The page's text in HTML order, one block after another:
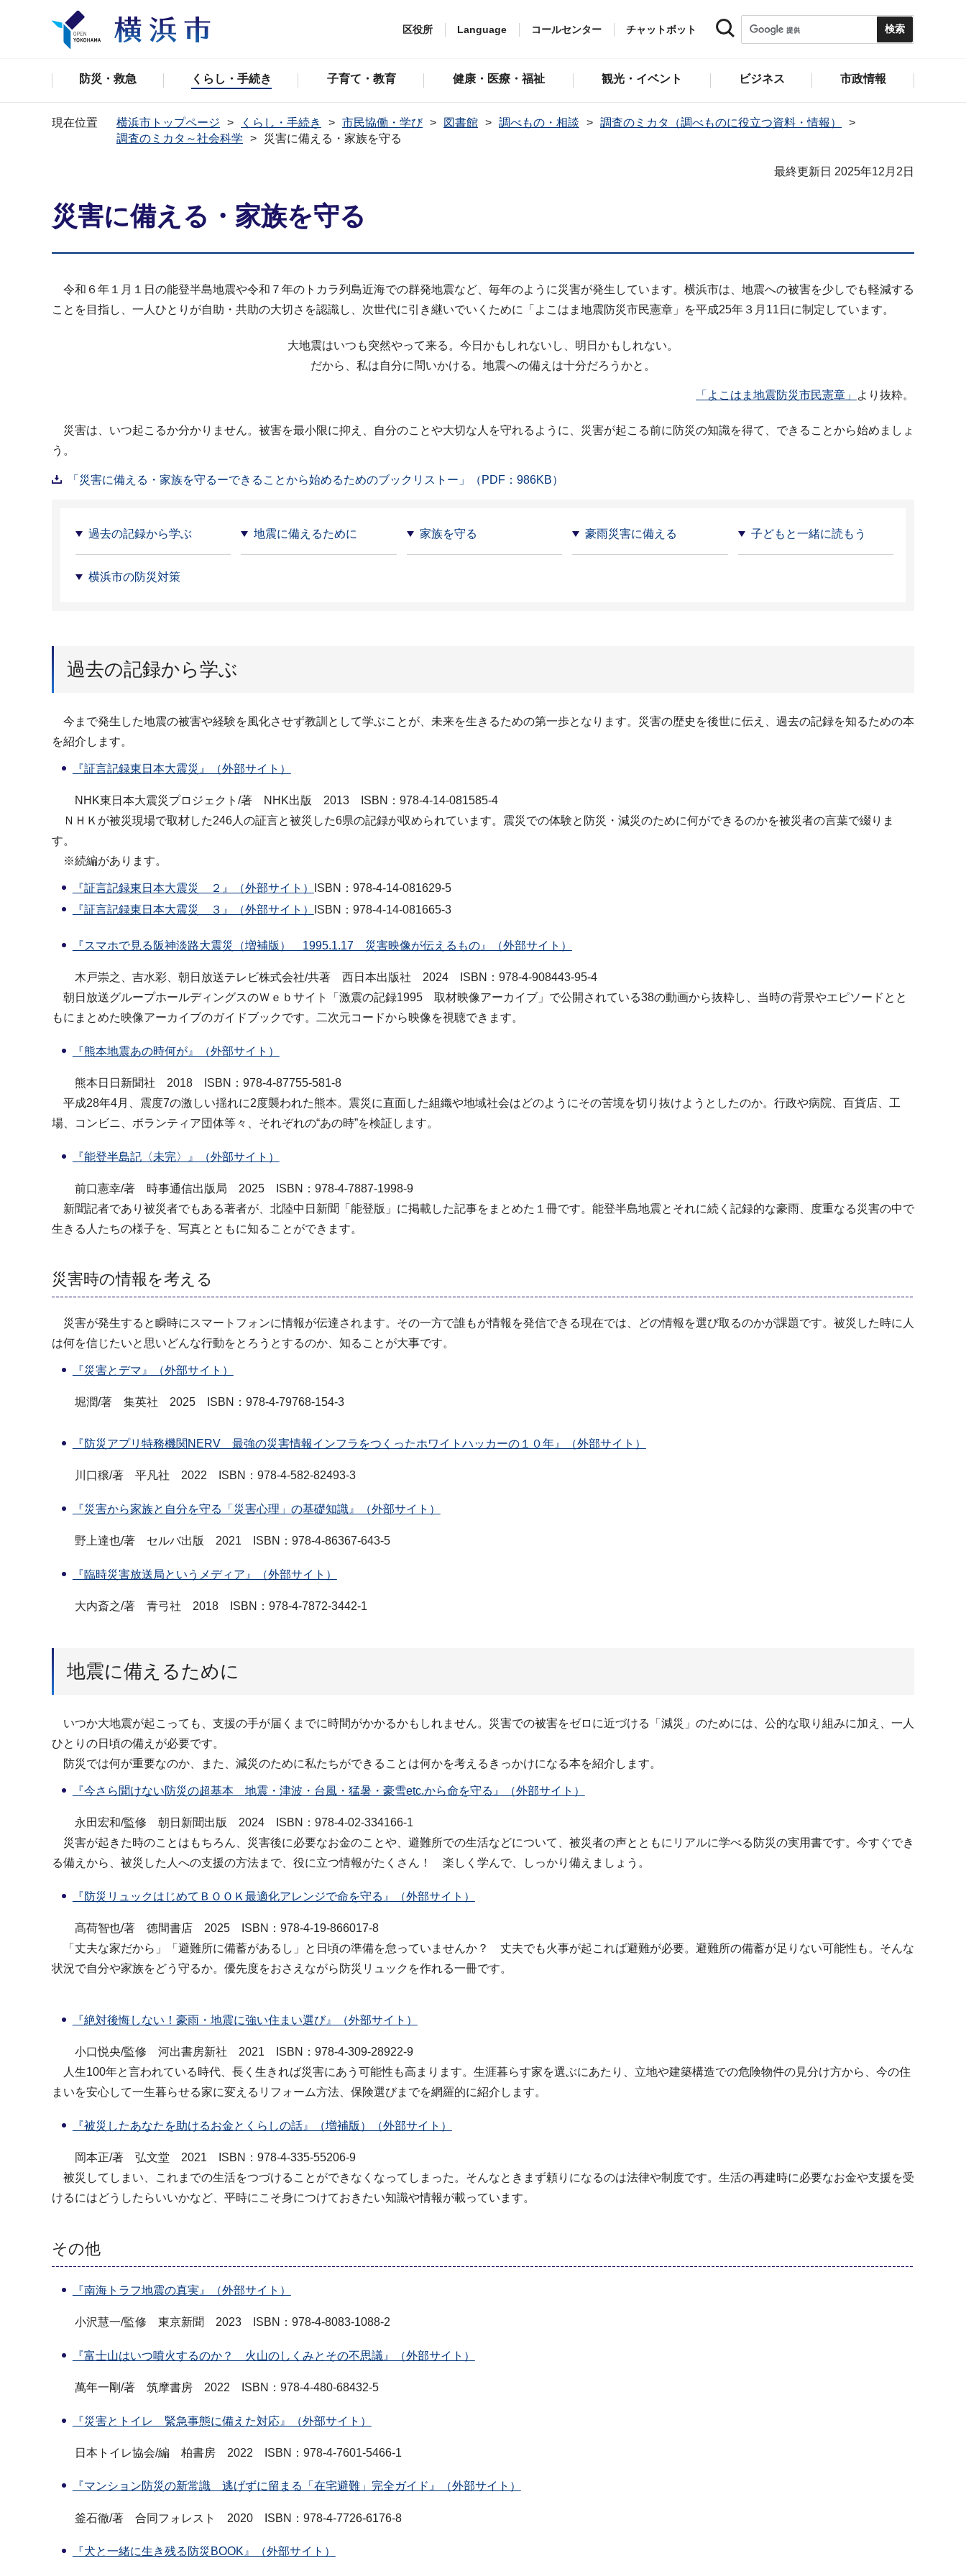
区役所 Language コールセンター チャットボット
防災・救急 くらし・手続き 子育て・教育 健康・医療・福祉 観光・イベント ビジネス 市政情報
現在位置 横浜市トップページ くらし・手続き 市民協働・学び 図書館 調べもの・相談
調査のミカタ（調べものに役立つ資料・情報）
調査のミカタ～社会科学
災害に備える・家族を守る
最終更新日 2025年12月2日
災害に備える・家族を守る
令和６年１月１日の能登半島地震や令和７年のトカラ列島近海での群発地震など、毎年のように災害が発生しています。横浜市は、地震への被害を少しでも軽減する
ことを目指し、一人ひとりが自助・共助の大切さを認識し、次世代に引き継いでいくために「よこはま地震防災市民憲章」を平成25年３月11日に制定しています。
大地震はいつも突然やって来る。今日かもしれないし、明日かもしれない。
だから、私は自分に問いかける。地震への備えは十分だろうかと。
「よこはま地震防災市民憲章」 より抜粋。
災害は、いつ起こるか分かりません。被害を最小限に抑え、自分のことや大切な人を守れるように、災害が起こる前に防災の知識を得て、できることから始めましょ
う。
「災害に備える・家族を守るーできることから始めるためのブックリストー」（PDF：986KB）
過去の記録から学ぶ 地震に備えるために 家族を守る 豪雨災害に備える 子どもと一緒に読もう
横浜市の防災対策
過去の記録から学ぶ
今まで発生した地震の被害や経験を風化させず教訓として学ぶことが、未来を生きるための第一歩となります。災害の歴史を後世に伝え、過去の記録を知るための本
を紹介します。
『証言記録東日本大震災』（外部サイト）
NHK東日本大震災プロジェクト/著 NHK出版 2013 ISBN：978-4-14-081585-4
ＮＨＫが被災現場で取材した246人の証言と被災した6県の記録が収められています。震災での体験と防災・減災のために何ができるのかを被災者の言葉で綴りま
す。
※続編があります。
『証言記録東日本大震災 ２』（外部サイト）
ISBN：978-4-14-081629-5
『証言記録東日本大震災 ３』（外部サイト）
ISBN：978-4-14-081665-3
『スマホで見る阪神淡路大震災（増補版） 1995.1.17 災害映像が伝えるもの』（外部サイト）
木戸崇之、吉水彩、朝日放送テレビ株式会社/共著 西日本出版社 2024 ISBN：978-4-908443-95-4
朝日放送グループホールディングスのＷｅｂサイト「激震の記録1995 取材映像アーカイブ」で公開されている38の動画から抜粋し、当時の背景やエピソードとと
もにまとめた映像アーカイブのガイドブックです。二次元コードから映像を視聴できます。
『熊本地震あの時何が』（外部サイト）
熊本日日新聞社 2018 ISBN：978-4-87755-581-8
平成28年4月、震度7の激しい揺れに2度襲われた熊本。震災に直面した組織や地域社会はどのようにその苦境を切り抜けようとしたのか。行政や病院、百貨店、工
場、コンビニ、ボランティア団体等々、それぞれの“あの時”を検証します。
『能登半島記〈未完〉』（外部サイト）
前口憲幸/著 時事通信出版局 2025 ISBN：978-4-7887-1998-9
新聞記者であり被災者でもある著者が、北陸中日新聞「能登版」に掲載した記事をまとめた１冊です。能登半島地震とそれに続く記録的な豪雨、度重なる災害の中で
生きる人たちの様子を、写真とともに知ることができます。
災害時の情報を考える
災害が発生すると瞬時にスマートフォンに情報が伝達されます。その一方で誰もが情報を発信できる現在では、どの情報を選び取るのかが課題です。被災した時に人
は何を信じたいと思いどんな行動をとろうとするのか、知ることが大事です。
『災害とデマ』（外部サイト）
堀潤/著 集英社 2025 ISBN：978-4-79768-154-3
『防災アプリ特務機関NERV 最強の災害情報インフラをつくったホワイトハッカーの１０年』（外部サイト）
川口穣/著 平凡社 2022 ISBN：978-4-582-82493-3
『災害から家族と自分を守る「災害心理」の基礎知識』（外部サイト）
野上達也/著 セルバ出版 2021 ISBN：978-4-86367-643-5
『臨時災害放送局というメディア』（外部サイト）
大内斎之/著 青弓社 2018 ISBN：978-4-7872-3442-1
地震に備えるために
いつか大地震が起こっても、支援の手が届くまでに時間がかかるかもしれません。災害での被害をゼロに近づける「減災」のためには、公的な取り組みに加え、一人
ひとりの日頃の備えが必要です。
防災では何が重要なのか、また、減災のために私たちができることは何かを考えるきっかけになる本を紹介します。
『今さら聞けない防災の超基本 地震・津波・台風・猛暑・豪雪etc.から命を守る』（外部サイト）
永田宏和/監修 朝日新聞出版 2024 ISBN：978-4-02-334166-1
災害が起きた時のことはもちろん、災害後に必要なお金のことや、避難所での生活などについて、被災者の声とともにリアルに学べる防災の実用書です。今すぐでき
る備えから、被災した人への支援の方法まで、役に立つ情報がたくさん！ 楽しく学んで、しっかり備えましょう。
『防災リュックはじめてＢＯＯＫ最適化アレンジで命を守る』（外部サイト）
髙荷智也/著 徳間書店 2025 ISBN：978-4-19-866017-8
「丈夫な家だから」「避難所に備蓄があるし」と日頃の準備を怠っていませんか？ 丈夫でも火事が起これば避難が必要。避難所の備蓄が足りない可能性も。そんな
状況で自分や家族をどう守るか。優先度をおさえながら防災リュックを作れる一冊です。
『絶対後悔しない！豪雨・地震に強い住まい選び』（外部サイト）
小口悦央/監修 河出書房新社 2021 ISBN：978-4-309-28922-9
人生100年と言われている時代、長く生きれば災害にあう可能性も高まります。生涯暮らす家を選ぶにあたり、立地や建築構造での危険物件の見分け方から、今の住
まいを安心して一生暮らせる家に変えるリフォーム方法、保険選びまでを網羅的に紹介します。
『被災したあなたを助けるお金とくらしの話』（増補版）（外部サイト）
岡本正/著 弘文堂 2021 ISBN：978-4-335-55206-9
被災してしまい、これまでの生活をつづけることができなくなってしまった。そんなときまず頼りになるのは法律や制度です。生活の再建時に必要なお金や支援を受
けるにはどうしたらいいかなど、平時にこそ身につけておきたい知識や情報が載っています。
その他
『南海トラフ地震の真実』（外部サイト）
小沢慧一/監修 東京新聞 2023 ISBN：978-4-8083-1088-2
『富士山はいつ噴火するのか？ 火山のしくみとその不思議』（外部サイト）
萬年一剛/著 筑摩書房 2022 ISBN：978-4-480-68432-5
『災害とトイレ 緊急事態に備えた対応』（外部サイト）
日本トイレ協会/編 柏書房 2022 ISBN：978-4-7601-5466-1
『マンション防災の新常識 逃げずに留まる「在宅避難」完全ガイド』（外部サイト）
釜石徹/著 合同フォレスト 2020 ISBN：978-4-7726-6176-8
『犬と一緒に生き残る防災BOOK』（外部サイト）